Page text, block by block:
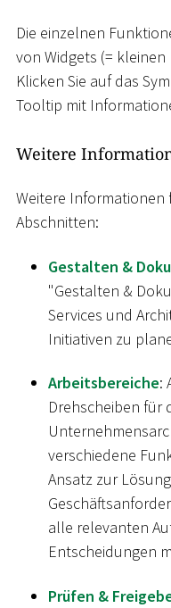
Die einzelnen
von Widgets (=
Klicken Sie auf das
Tooltip mit
Weitere
Weitere Informationen
Abschnitten:
Gestalten &
"Gestalten &
Services und
Initiativen zu
Arbeitsbereiche:
Drehscheiben für
verschiedene
Ansatz zur
alle relevanten
Entscheidungen
Prüfen &